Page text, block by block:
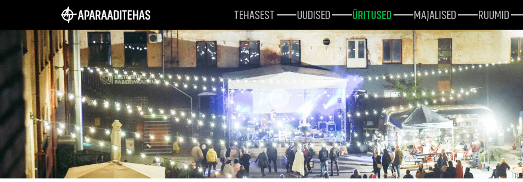
TEHASEST UUDISED ÜRITUSED MAJALISED RUUMID